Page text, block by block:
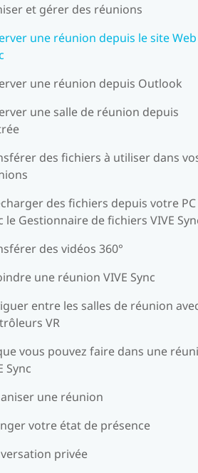
et gérer des réunions
une réunion depuis le site Web
une réunion depuis Outlook
une salle de réunion depuis
des fichiers à utiliser dans
des fichiers depuis votre PC
le Gestionnaire de fichiers VIVE
des vidéos 360°
une réunion VIVE Sync
entre les salles de réunion
VR
vous pouvez faire dans une
Sync
une réunion
votre état de présence
privée